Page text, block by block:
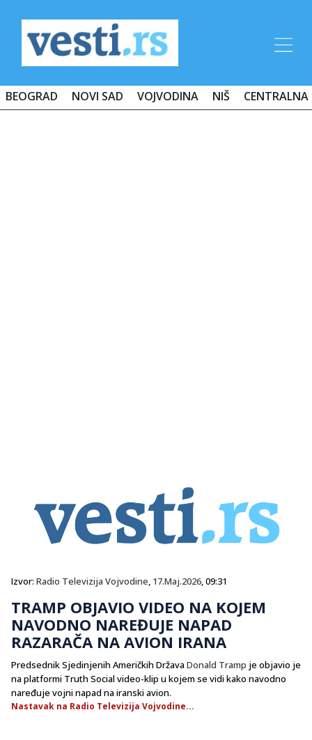
BEOGRAD NOVI SAD VOJVODINA NIŠ CENTRALNA
Izvor: Radio Televizija Vojvodine, 17.Maj.2026, 09:31
TRAMP OBJAVIO VIDEO NA KOJEM
NAVODNO NAREĐUJE NAPAD
RAZARAČA NA AVION IRANA
Predsednik Sjedinjenih Američkih Država Donald Tramp je objavio je
na platformi Truth Social video-klip u kojem se vidi kako navodno
naređuje vojni napad na iranski avion.
Nastavak na Radio Televizija Vojvodine...